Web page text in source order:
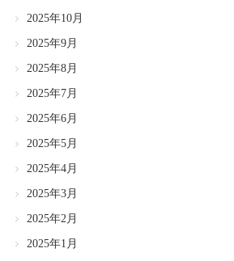
2025年10月
2025年9月
2025年8月
2025年7月
2025年6月
2025年5月
2025年4月
2025年3月
2025年2月
2025年1月